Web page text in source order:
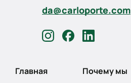
da@carloporte.com
Главная Почему мы